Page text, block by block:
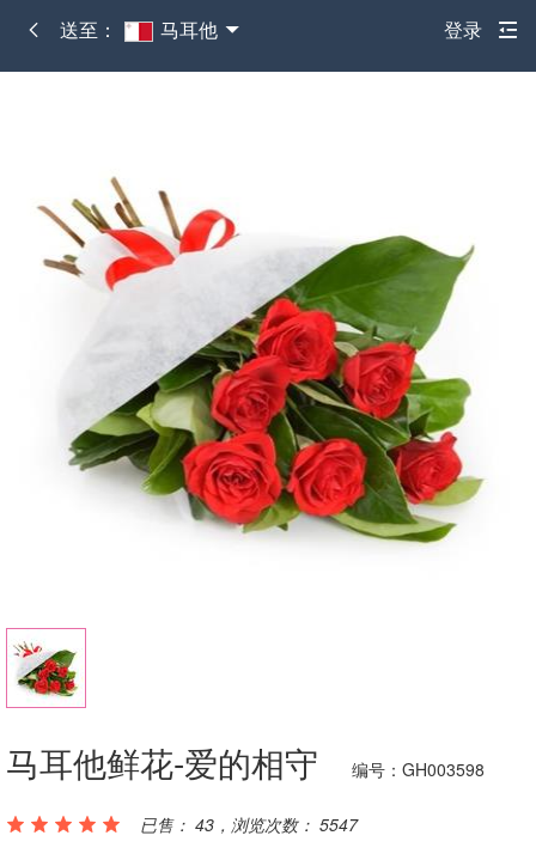
送至： 马耳他 登录
马耳他鲜花-爱的相守 编号：GH003598
已售： 43，浏览次数： 5547